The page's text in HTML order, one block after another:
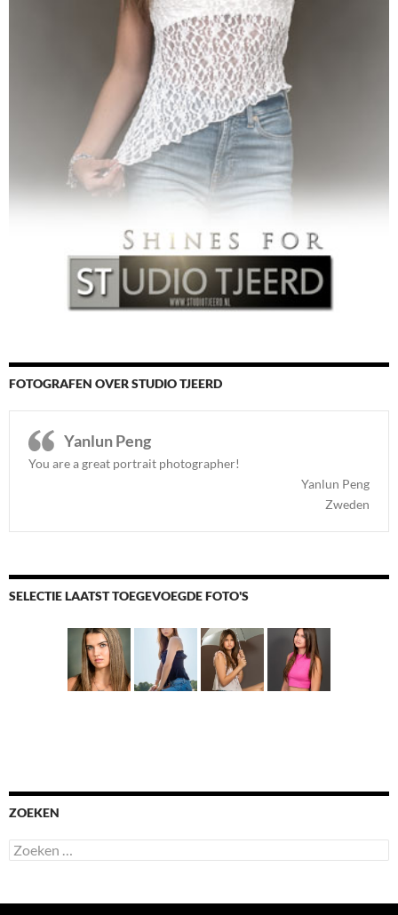
FOTOGRAFEN OVER STUDIO TJEERD
Yanlun Peng
You are a great portrait photographer!
Yanlun Peng
Zweden
SELECTIE LAATST TOEGEVOEGDE FOTO'S
ZOEKEN
Zoeken
naar: